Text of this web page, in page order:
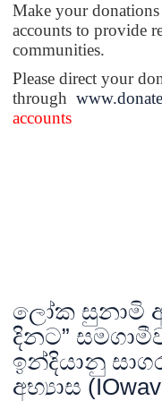
Make your
accounts to provide
communities.
Please direct your
through
accounts
ලෝක සුනාමි
දිනට”
ඉන්දියානු
අභ්‍යාස